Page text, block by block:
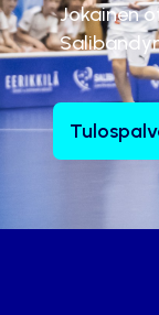
Jokainen